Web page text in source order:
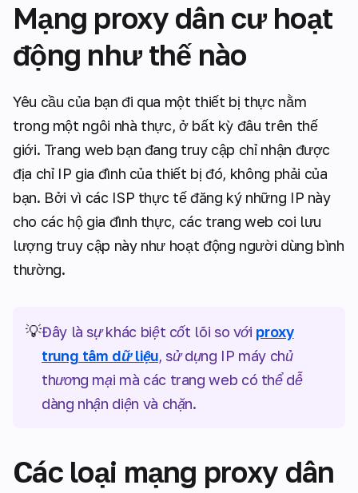
Mạng proxy dân cư hoạt
động như thế nào
Yêu cầu của bạn đi qua một thiết bị thực nằm
trong một ngôi nhà thực, ở bất kỳ đâu trên thế
giới. Trang web bạn đang truy cập chỉ nhận được
địa chỉ IP gia đình của thiết bị đó, không phải của
bạn. Bởi vì các ISP thực tế đăng ký những IP này
cho các hộ gia đình thực, các trang web coi lưu
lượng truy cập này như hoạt động người dùng bình
thường.
💡Đây là sự khác biệt cốt lõi so với proxy
trung tâm dữ liệu, sử dụng IP máy chủ
thương mại mà các trang web có thể dễ
dàng nhận diện và chặn.
Các loại mạng proxy dân